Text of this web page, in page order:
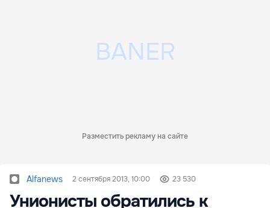
Разместить рекламу на сайте
Alfanews 2 сентября 2013, 10:00 23 530
Унионисты обратились к